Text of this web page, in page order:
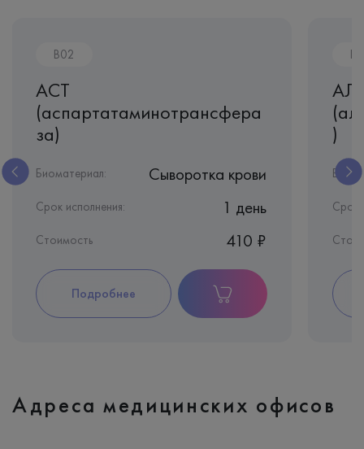
B02
АСТ
(аспартатаминотрансфера
за)
Биоматериал: Сыворотка крови
Срок исполнения: 1 день
Стоимость 410 ₽
Подробнее
)
Срок
Адреса медицинских офисов